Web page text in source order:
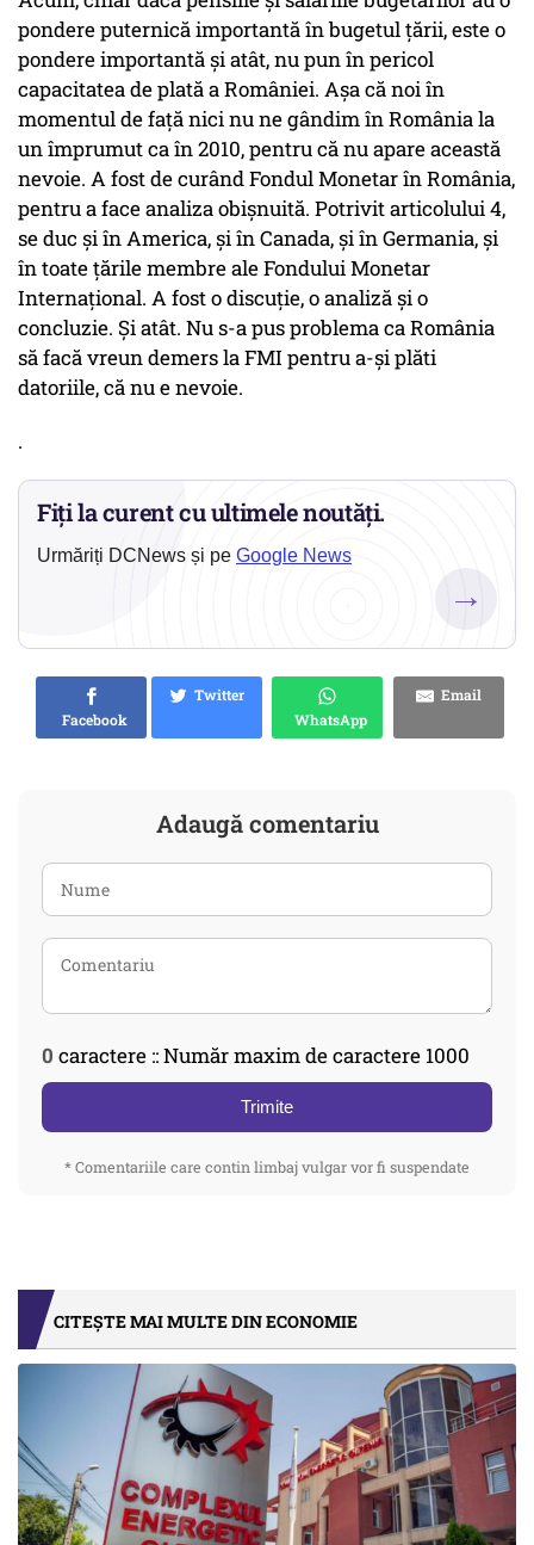
pondere puternică importantă în bugetul țării, este o
pondere importantă și atât, nu pun în pericol
capacitatea de plată a României. Așa că noi în
momentul de față nici nu ne gândim în România la
un împrumut ca în 2010, pentru că nu apare această
nevoie. A fost de curând Fondul Monetar în România,
pentru a face analiza obișnuită. Potrivit articolului 4,
se duc și în America, și în Canada, și în Germania, și
în toate țările membre ale Fondului Monetar
Internațional. A fost o discuție, o analiză și o
concluzie. Și atât. Nu s-a pus problema ca România
să facă vreun demers la FMI pentru a-și plăti
datoriile, că nu e nevoie.
.
Fiți la curent cu ultimele noutăți.
Urmăriți DCNews și pe Google News
→
Facebook
Twitter
WhatsApp
Email
Adaugă comentariu
0 caractere :: Număr maxim de caractere 1000
Trimite
* Comentariile care contin limbaj vulgar vor fi suspendate
CITEȘTE MAI MULTE DIN ECONOMIE